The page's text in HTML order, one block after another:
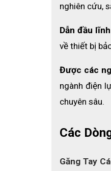
nghiên cứu,
Dẫn đầu
về thiết bị
Được các
ngành điện
chuyên sâu.
Các
Găng Tay